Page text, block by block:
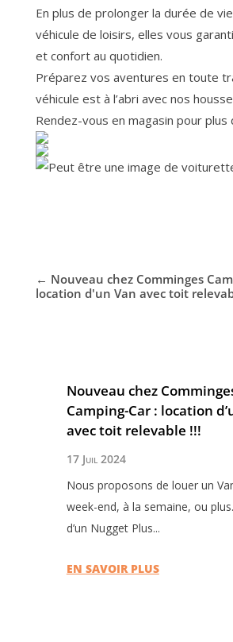
En plus de prolonger la durée de
véhicule de loisirs, elles vous
et confort au quotidien.
Préparez vos aventures en toute
véhicule est à l’abri avec nos
Rendez-vous en magasin pour plus
← Nouveau chez Comminges
location d'un Van avec toit
Nouveau chez
Camping-Car : location
avec toit relevable !!!
17 Juil 2024
Nous proposons de louer un
week-end, à la semaine, ou
d’un Nugget Plus...
EN SAVOIR PLUS